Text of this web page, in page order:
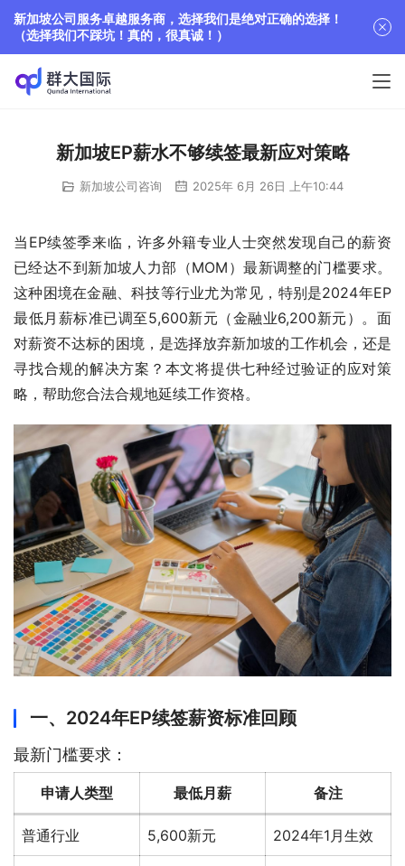
新加坡EP薪水不够续签最新应对策略
新加坡公司咨询 2025年 6月 26日 上午10:44
当EP续签季来临，许多外籍专业人士突然发现自己的薪资
已经达不到新加坡人力部（MOM）最新调整的门槛要求。
这种困境在金融、科技等行业尤为常见，特别是2024年EP
最低月薪标准已调至5,600新元（金融业6,200新元）。面
对薪资不达标的困境，是选择放弃新加坡的工作机会，还是
寻找合规的解决方案？本文将提供七种经过验证的应对策
略，帮助您合法合规地延续工作资格。
一、2024年EP续签薪资标准回顾
最新门槛要求：
申请人类型 最低月薪 备注
普通行业 5,600新元 2024年1月生效
新加坡公司服务卓越服务商，选择我们是绝对正确的选择！
（选择我们不踩坑！真的，很真诚！）